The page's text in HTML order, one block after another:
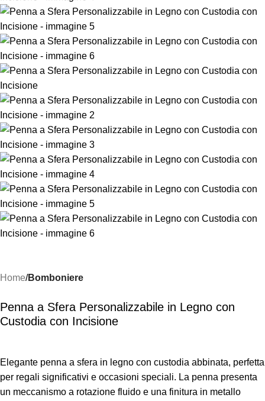
Home Bomboniere
Penna a Sfera Personalizzabile in Legno con
Custodia con Incisione
Elegante penna a sfera in legno con custodia abbinata, perfetta
per regali significativi e occasioni speciali. La penna presenta
un meccanismo a rotazione fluido e una finitura in metallo